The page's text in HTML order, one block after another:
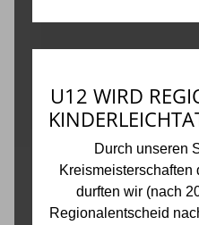
U12 WIRD
Durch unseren
durften wir (nach
Regionalentscheid